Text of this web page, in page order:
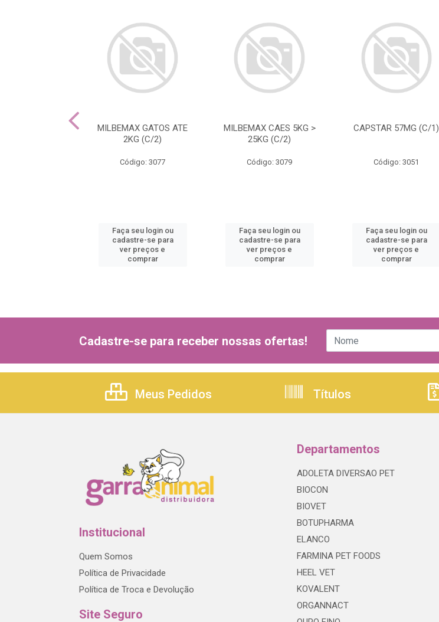
MILBEMAX GATOS ATE
2KG (C/2)
Código: 3077
Faça seu login ou
cadastre-se para
ver preços e
comprar
MILBEMAX CAES 5KG >
25KG (C/2)
Código: 3079
Faça seu login ou
cadastre-se para
ver preços e
comprar
CAPSTAR 57MG (C/1)
Código: 3051
Faça seu login ou
cadastre-se para
ver preços e
comprar
Cadastre-se para receber nossas ofertas!
Meus Pedidos Títulos
Institucional
Quem Somos
Política de Privacidade
Política de Troca e Devolução
Site Seguro
Departamentos
ADOLETA DIVERSAO PET
BIOCON
BIOVET
BOTUPHARMA
ELANCO
FARMINA PET FOODS
HEEL VET
KOVALENT
ORGANNACT